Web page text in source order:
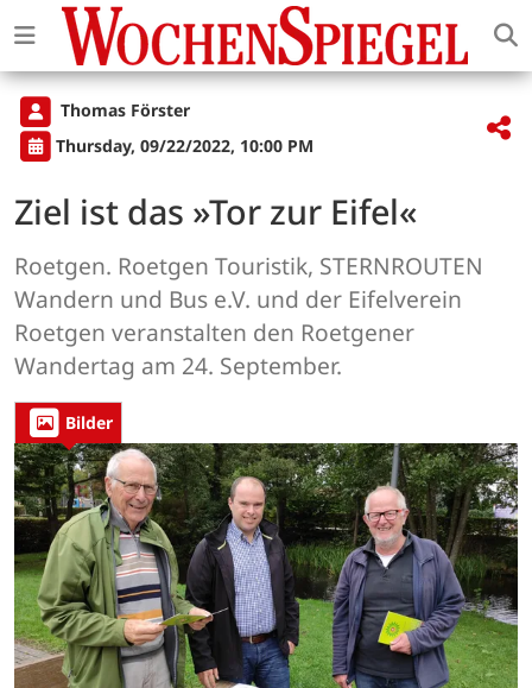
Thomas Förster
Thursday, 09/22/2022, 10:00 PM
Ziel ist das »Tor zur Eifel«
Roetgen. Roetgen Touristik, STERNROUTEN
Wandern und Bus e.V. und der Eifelverein
Roetgen veranstalten den Roetgener
Wandertag am 24. September.
Bilder